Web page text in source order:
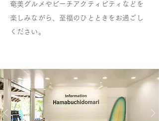
奄美グルメやビーチアクティビティなどを
楽しみながら、 至福のひとときをお過ごし
ください。